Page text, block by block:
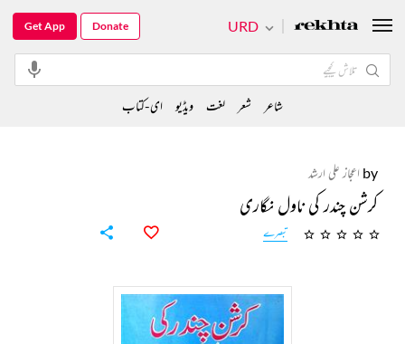
by اعجاز علی ارشد
کرشن چندر کی ناول نگاری
تبصرے
URD
Get App Donate
شاعر شعر لغت ویڈیو ای-کتاب